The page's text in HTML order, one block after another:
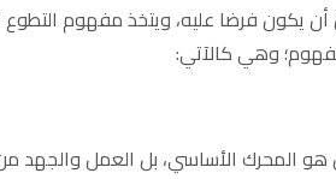
أن يكون فرضا عليه، ويتخذ مفهوم
وهي كالآتي:
هو المحرك الأساسي، بل العمل والجهد